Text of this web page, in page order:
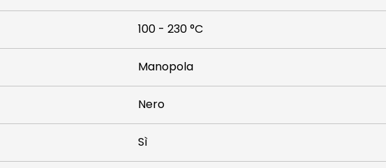
100 - 230 °C
Manopola
Nero
Sì